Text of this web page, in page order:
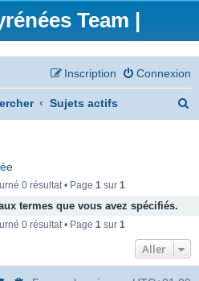
Team |
Connexion
Inscription
Sujets actifs
0 résultat • Page 1sur 1
termes que vous avez spécifiés.
0 résultat • Page 1sur 1
Aller